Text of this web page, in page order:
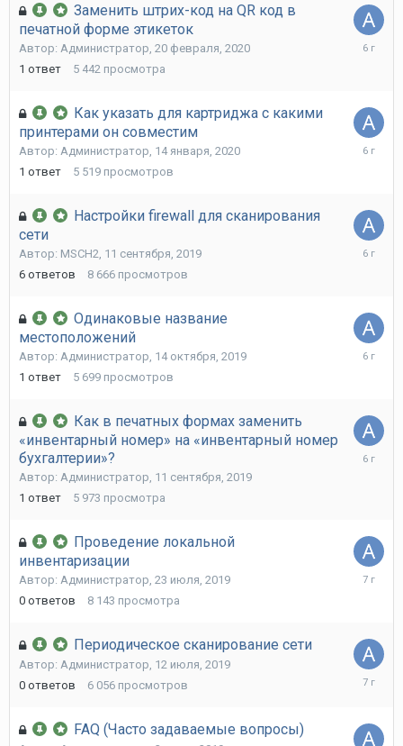
Заменить штрих-код на QR код в
печатной форме этикеток
Автор: Администратор, 20 февраля, 2020
1 ответ 5 442 просмотра
20
Как указать для картриджа с какими
принтерами он совместим
Автор: Администратор, 14 января, 2020
1 ответ 5 519 просмотров
14
Настройки firewall для сканирования
сети
Автор: MSCH2, 11 сентября, 2019
6 ответов 8 666 просмотров
22
Одинаковые название
местоположений
Автор: Администратор, 14 октября, 2019
1 ответ 5 699 просмотров
14
Как в печатных формах заменить
«инвентарный номер» на «инвентарный номер
бухгалтерии»?
Автор: Администратор, 11 сентября, 2019
1 ответ 5 973 просмотра
11
Проведение локальной
инвентаризации
Автор: Администратор, 23 июля, 2019
0 ответов 8 143 просмотра
23
Периодическое сканирование сети
Автор: Администратор, 12 июля, 2019
0 ответов 6 056 просмотров
12
FAQ (Часто задаваемые вопросы)